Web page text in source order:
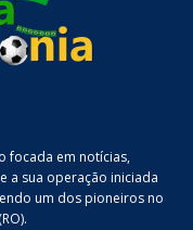
focada em notícias,
a sua operação iniciada
um dos pioneiros no